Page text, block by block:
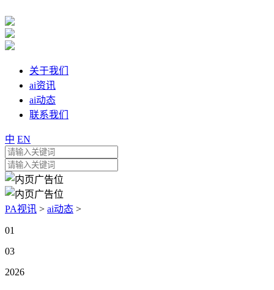
关于我们
ai资讯
ai动态
联系我们
中 EN
PA视讯 > ai动态 >
01
03
2026